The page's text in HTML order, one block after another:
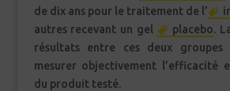
de dix ans pour le traitement de l’
autres recevant un gel
placebo.
résultats entre ces deux groupes
mesurer objectivement l’efficacité
du produit testé.